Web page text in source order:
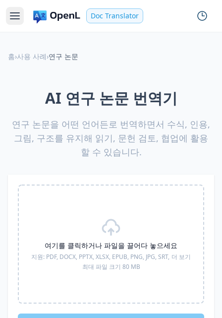
Doc Translator
홈›사용 사례›연구 논문
AI 연구 논문 번역기
연구 논문을 어떤 언어든로 번역하면서 수식, 인용,
그림, 구조를 유지해 읽기, 문헌 검토, 협업에 활용
할 수 있습니다.
여기를 클릭하거나 파일을 끌어다 놓으세요
지원: PDF, DOCX, PPTX, XLSX, EPUB, PNG, JPG, SRT, 더 보기
최대 파일 크기 80 MB